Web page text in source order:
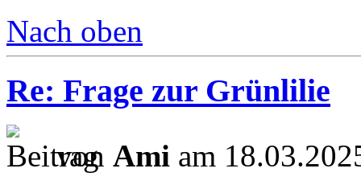
Nach oben
Re: Frage zur Grünlilie
von Ami am